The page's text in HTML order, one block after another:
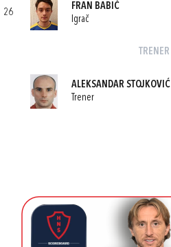
26
FRAN BABIĆ
Igrač
TRENER
ALEKSANDAR STOJKOVIĆ
Trener